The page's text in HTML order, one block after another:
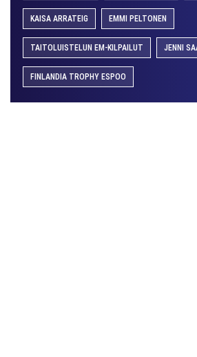
KAISA ARRATEIG EMMI PELTONEN
TAITOLUISTELUN EM-KILPAILUT JENNI
FINLANDIA TROPHY ESPOO